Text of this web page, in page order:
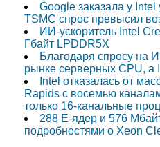
Google заказала у
TSMC спрос превысил
ИИ-ускоритель Intel
Гбайт LPDDR5X
Благодаря спросу на
рынке серверных CPU, а
Intel отказалась от
Rapids с восемью
только 16-канальные
288 E-ядер и 576
подробностями о Xeon